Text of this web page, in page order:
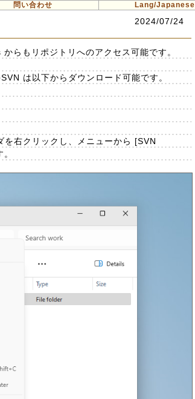
問い合わせ Lang/Japanese
2024/07/24
らもリポジトリへのアクセス可能です。
は以下からダウンロード可能です。
右クリックし、メニューから [SVN